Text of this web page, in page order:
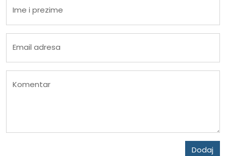
Ime i prezime
Email adresa
Komentar
Dodaj